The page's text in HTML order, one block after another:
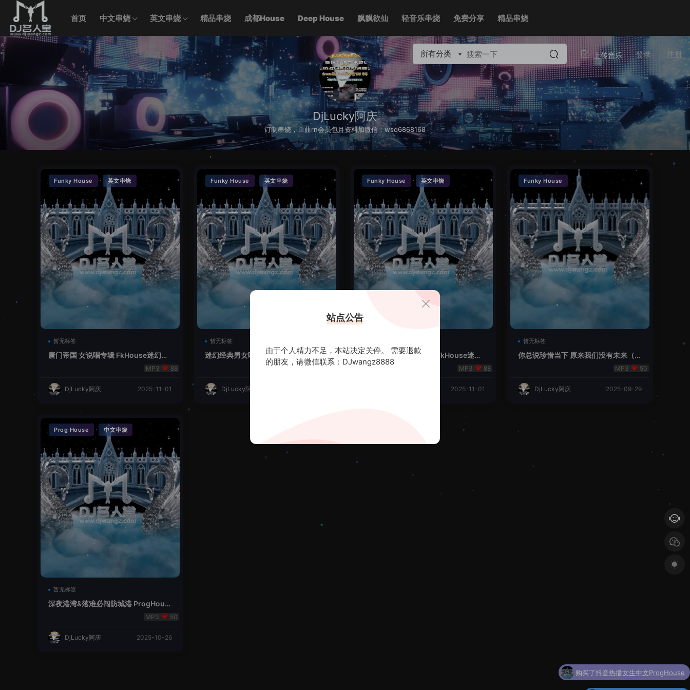
首页 中文串烧 英文串烧 精品串烧 成都House Deep House 飘飘欲仙 轻音乐串烧 免费分享 精品串烧
所有分类 登录 注册
DjLucky阿庆
订制串烧，单曲rn会员包月资料加微信：wsq6868168
Funky House · 英文串烧
暂无标签
唐门帝国 女说唱专辑 FkHouse迷幻英
88
DjLucky阿庆 2025-11-01
Funky House · 英文串烧
暂无标签
迷幻经典男女唱系列 FkHouse英文串
88
DjLucky阿庆
Funky House · 英文串烧
越南木糖醇 男说唱专辑 FkHouse迷幻
英文串烧
88
2025-11-01
Funky House
暂无标签
你总说珍惜当下 原来我们没有未来（Dj
Lucky阿庆 2025 FunkyHouse 中文
50
DjLucky阿庆 2025-09-29
Prog House · 中文串烧
暂无标签
深夜港湾&落难必闯防城港 ProgHous
e粤语&英文（DjLucky阿庆 2025）
50
DjLucky阿庆 2025-10-26
站点公告
由于个人精力不足，本站决定关停。 需要退款
的朋友，请微信联系：DJwangz8888
购买了抖音热播女生中文ProgHouse